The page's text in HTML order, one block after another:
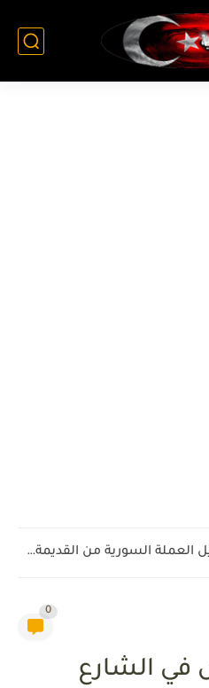
رابط تحويل العملة السورية من القديمة إلى الجديدة 2026
0
في الشارع